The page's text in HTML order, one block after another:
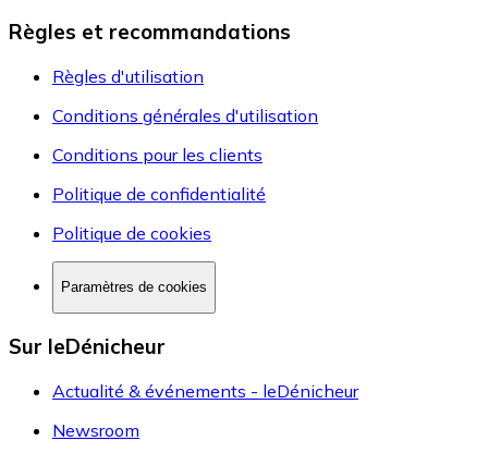
Règles et recommandations
Règles d'utilisation
Conditions générales d'utilisation
Conditions pour les clients
Politique de confidentialité
Politique de cookies
Paramètres de cookies
Sur leDénicheur
Actualité & événements - leDénicheur
Newsroom